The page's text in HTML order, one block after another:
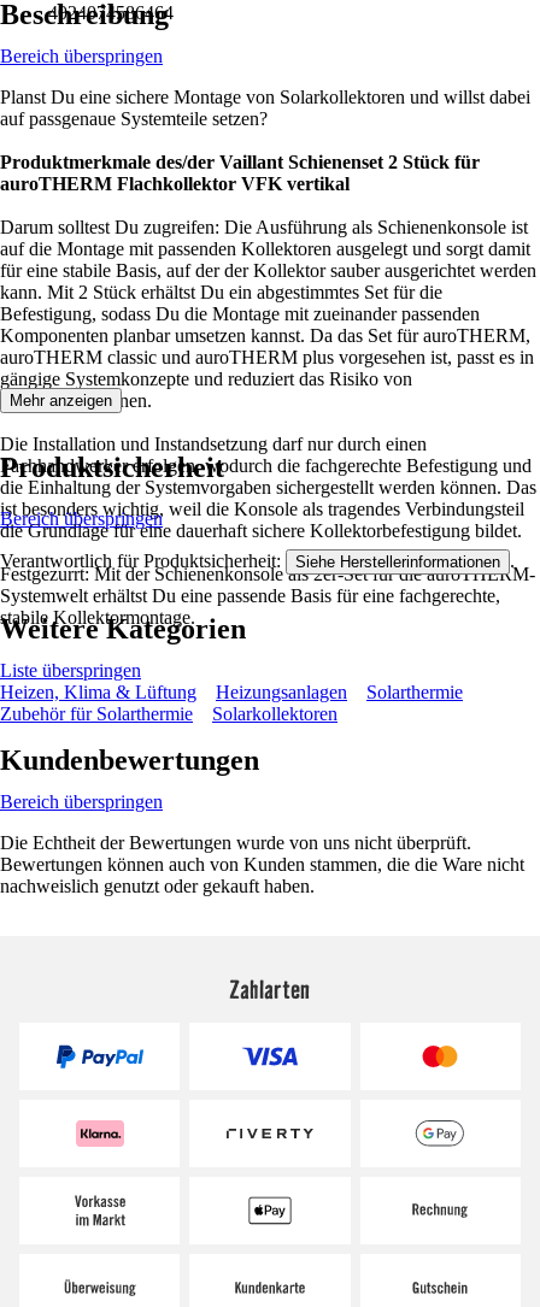
4024074586464
Beschreibung
Bereich überspringen
Planst Du eine sichere Montage von Solarkollektoren und willst dabei
auf passgenaue Systemteile setzen?
Produktmerkmale des/der Vaillant Schienenset 2 Stück für
auroTHERM Flachkollektor VFK vertikal
Darum solltest Du zugreifen: Die Ausführung als Schienenkonsole ist
auf die Montage mit passenden Kollektoren ausgelegt und sorgt damit
für eine stabile Basis, auf der der Kollektor sauber ausgerichtet werden
kann. Mit 2 Stück erhältst Du ein abgestimmtes Set für die
Befestigung, sodass Du die Montage mit zueinander passenden
Komponenten planbar umsetzen kannst. Da das Set für auroTHERM,
auroTHERM classic und auroTHERM plus vorgesehen ist, passt es in
gängige Systemkonzepte und reduziert das Risiko von
Fehlkombinationen.
Die Installation und Instandsetzung darf nur durch einen
Fachhandwerker erfolgen, wodurch die fachgerechte Befestigung und
die Einhaltung der Systemvorgaben sichergestellt werden können. Das
ist besonders wichtig, weil die Konsole als tragendes Verbindungsteil
die Grundlage für eine dauerhaft sichere Kollektorbefestigung bildet.
Festgezurrt: Mit der Schienenkonsole als 2er-Set für die auroTHERM-
Systemwelt erhältst Du eine passende Basis für eine fachgerechte,
stabile Kollektormontage.
Mehr anzeigen
Produktsicherheit
Bereich überspringen
Verantwortlich für Produktsicherheit: Siehe Herstellerinformationen .
Weitere Kategorien
Liste überspringen
Heizen, Klima & Lüftung
Heizungsanlagen
Solarthermie
Zubehör für Solarthermie
Solarkollektoren
Kundenbewertungen
Bereich überspringen
Die Echtheit der Bewertungen wurde von uns nicht überprüft.
Bewertungen können auch von Kunden stammen, die die Ware nicht
nachweislich genutzt oder gekauft haben.
Zahlarten